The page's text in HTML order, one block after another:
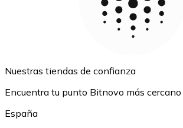
Nuestras tiendas de confianza
Encuentra tu punto Bitnovo más cercano
España